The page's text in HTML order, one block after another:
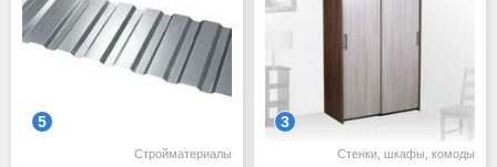
5
Стройматериалы
3
Стенки, шкафы, комоды